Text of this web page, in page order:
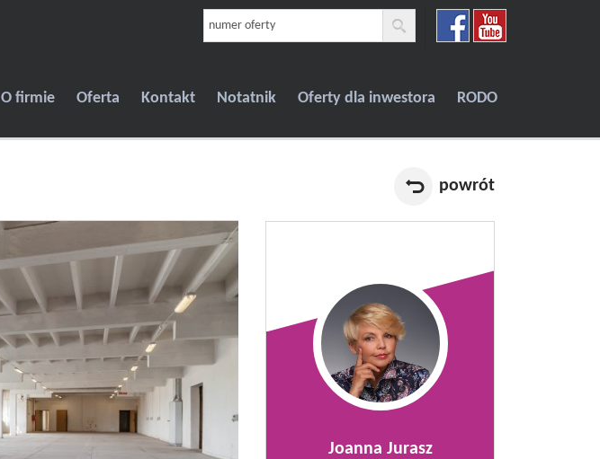
O firmie Oferta Kontakt Notatnik Oferty dla inwestora RODO
powrót
Joanna Jurasz